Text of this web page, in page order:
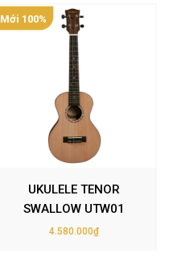
Mới 100%
UKULELE TENOR
SWALLOW UTW01
4.580.000₫